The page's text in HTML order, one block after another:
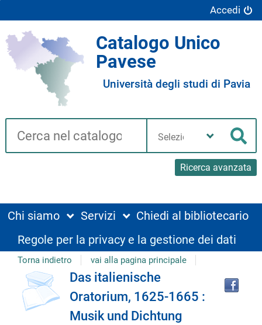
Accedi
Catalogo Unico
Pavese
Università degli studi di Pavia
Cerca su "Catalogo"
Ricerca avanzata
biblioteca
Chi siamo Servizi
Chiedi al bibliotecario
Regole per la privacy e la gestione dei dati
Torna indietro vai alla pagina principale
Dettaglio
del
Das italienische
Oratorium, 1625-1665 :
Musik und Dichtung